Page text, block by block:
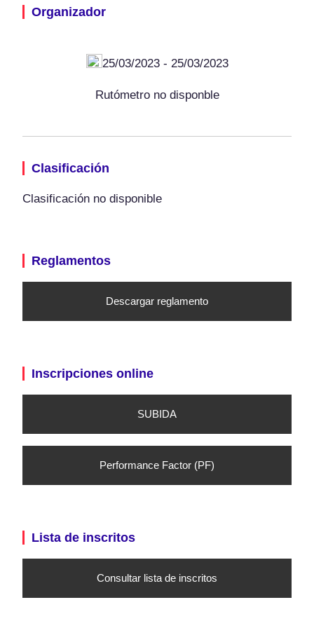
Organizador
25/03/2023 - 25/03/2023
Rutómetro no disponble
Clasificación
Clasificación no disponible
Reglamentos
Descargar reglamento
Inscripciones online
SUBIDA
Performance Factor (PF)
Lista de inscritos
Consultar lista de inscritos